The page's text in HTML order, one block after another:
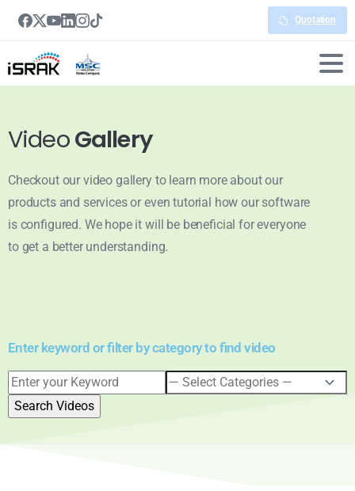
Quotation
VideoGallery
Checkout our video gallery to learn more about our
products and services or even tutorial how our software
is configured. We hope it will be beneficial for everyone
to get a better understanding.
Enter keyword or filter by category to find video